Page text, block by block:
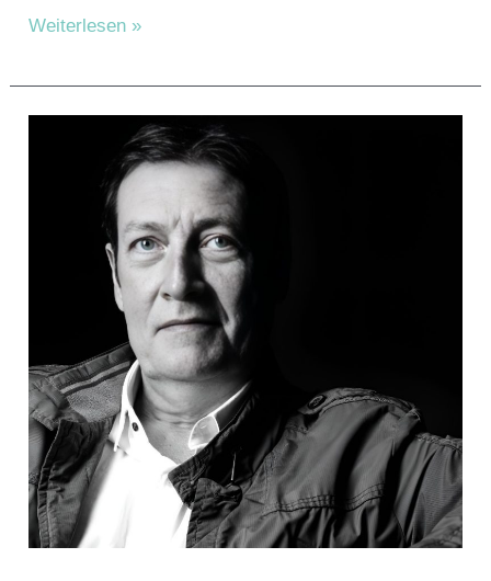
Wiedemann,
Weiterlesen »